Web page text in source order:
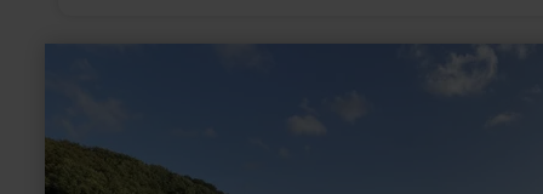
ungeübte Radfahrer sind herzlich willkommen.
Stadtkyll,
Wirftstausee